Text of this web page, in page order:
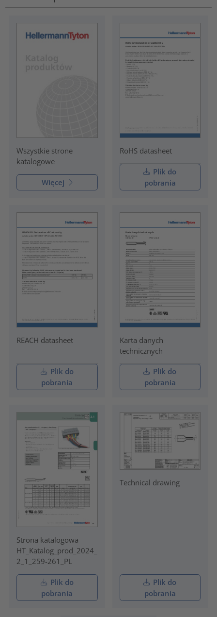
Wszystkie strone
katalogowe
Więcej
RoHS datasheet
Plik do
pobrania
REACH datasheet
Plik do
pobrania
Karta danych
technicznych
Plik do
pobrania
Strona katalogowa
HT_Katalog_prod_2024_
2_1_259-261_PL
Plik do
pobrania
Technical drawing
Plik do
pobrania